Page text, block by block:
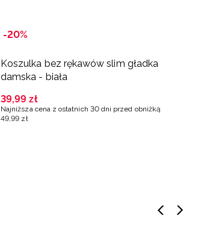
-20%
Koszulka bez rękawów slim gładka
damska - biała
39,99 zł
Najniższa cena z ostatnich 30 dni przed obniżką
49,99 zł